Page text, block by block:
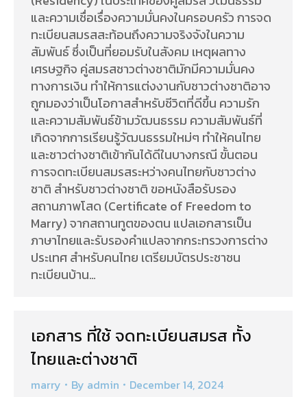
และความเชื่อเรื่องความมั่นคงในครอบครัว การจด
ทะเบียนสมรสสะท้อนถึงความจริงจังในความ
สัมพันธ์ ซึ่งเป็นที่ยอมรับในสังคม เหตุผลทาง
เศรษฐกิจ คู่สมรสชาวต่างชาติมักมีความมั่นคง
ทางการเงิน ทำให้การแต่งงานกับชาวต่างชาติอาจ
ถูกมองว่าเป็นโอกาสสำหรับชีวิตที่ดีขึ้น ความรัก
และความสัมพันธ์ข้ามวัฒนธรรม ความสัมพันธ์ที่
เกิดจากการเรียนรู้วัฒนธรรมใหม่ๆ ทำให้คนไทย
และชาวต่างชาติเข้ากันได้ดีในบางกรณี ขั้นตอน
การจดทะเบียนสมรสระหว่างคนไทยกับชาวต่าง
ชาติ สำหรับชาวต่างชาติ ขอหนังสือรับรอง
สถานภาพโสด (Certificate of Freedom to
Marry) จากสถานทูตของตน แปลเอกสารเป็น
ภาษาไทยและรับรองคำแปลจากกระทรวงการต่าง
ประเทศ สำหรับคนไทย เตรียมบัตรประชาชน
ทะเบียนบ้าน…
เอกสาร ที่ใช้ จดทะเบียนสมรส ทั้ง
ไทยและต่างชาติ
marry By admin December 14, 2024